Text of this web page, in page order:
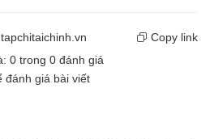
tapchitaichinh.vn
Copy link
0 trong 0 đánh giá
đánh giá bài viết